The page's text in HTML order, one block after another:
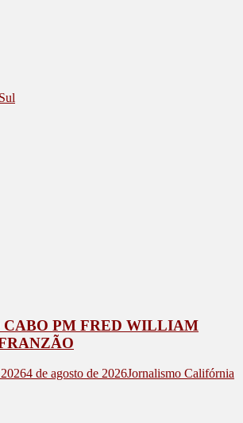
CABO PM FRED WILLIAM
4 de agosto de 2026Jornalismo Califórnia